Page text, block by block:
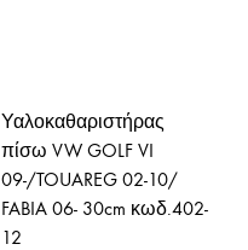
Υαλοκαθαριστήρας
πίσω VW GOLF VI
09-/TOUAREG 02-10/
FABIA 06- 30cm κωδ.402-
12